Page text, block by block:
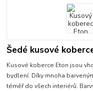
Šedé kusové
Kusové koberce Eton jsou
bydlení. Díky mnoha
téměř do všech interiérů.